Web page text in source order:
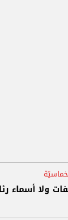
ولا أسماء